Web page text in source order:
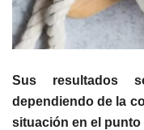
Sus resultados
dependiendo de la
situación en el punto